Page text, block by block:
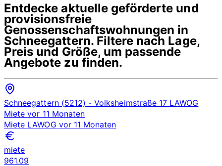
Entdecke aktuelle geförderte und
provisionsfreie
Genossenschaftswohnungen in
Schneegattern. Filtere nach Lage,
Preis und Größe, um passende
Angebote zu finden.
Schneegattern (5212) - Volksheimstraße 17 LAWOG
Miete vor 11 Monaten
Miete LAWOG vor 11 Monaten
miete
961.09